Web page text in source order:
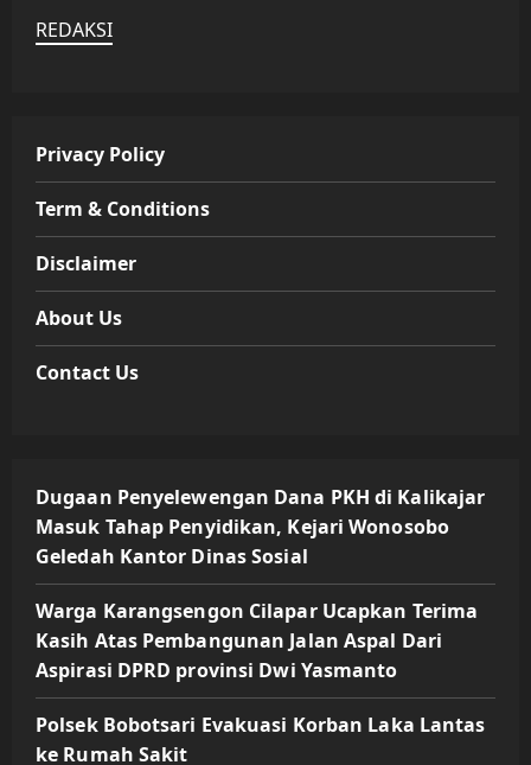
REDAKSI
Privacy Policy
Term & Conditions
Disclaimer
About Us
Contact Us
Dugaan Penyelewengan Dana PKH di Kalikajar
Masuk Tahap Penyidikan, Kejari Wonosobo
Geledah Kantor Dinas Sosial
Warga Karangsengon Cilapar Ucapkan Terima
Kasih Atas Pembangunan Jalan Aspal Dari
Aspirasi DPRD provinsi Dwi Yasmanto
Polsek Bobotsari Evakuasi Korban Laka Lantas
ke Rumah Sakit